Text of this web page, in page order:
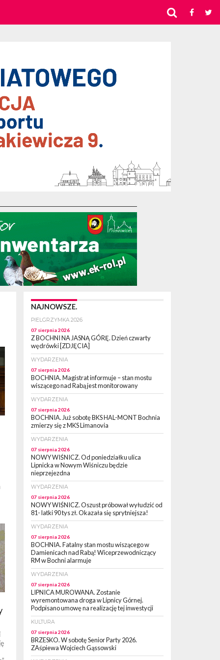
NAJNOWSZE.
PIELGRZYMKA 2026
07 sierpnia 2026
Z BOCHNI NA JASNĄ GÓRĘ. Dzień czwarty
wędrówki [ZDJĘCIA]
WYDARZENIA
07 sierpnia 2026
BOCHNIA. Magistrat informuje – stan mostu
wiszącego nad Rabą jest monitorowany
WYDARZENIA
07 sierpnia 2026
BOCHNIA. Już sobotę BKS HAL-MONT Bochnia
zmierzy się z MKS Limanovia
WYDARZENIA
07 sierpnia 2026
NOWY WIŚNICZ. Od poniedziałku ulica
Lipnicka w Nowym Wiśniczu będzie
nieprzejezdna
WYDARZENIA
07 sierpnia 2026
NOWY WIŚNICZ. Oszust próbował wyłudzić od
81- latki 90 tys zł. Okazała się sprytniejsza!
WYDARZENIA
07 sierpnia 2026
BOCHNIA. Fatalny stan mostu wiszącego w
Damienicach nad Rabą! Wiceprzewodniczący
RM w Bochni alarmuje
WYDARZENIA
07 sierpnia 2026
LIPNICA MUROWANA. Zostanie
wyremontowana droga w Lipnicy Górnej.
Podpisano umowę na realizację tej inwestycji
KULTURA
07 sierpnia 2026
BRZESKO. W sobotę Senior Party 2026.
ZAśpiewa Wojciech Gąssowski